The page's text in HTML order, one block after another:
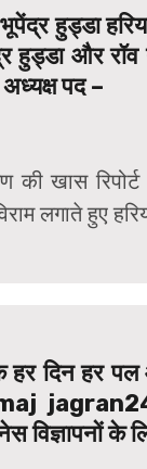
हुड्डा
हुड्डा और
पद –
खास रिपोर्ट
लगाते हुए
हर दिन हर
विज्ञापनों के